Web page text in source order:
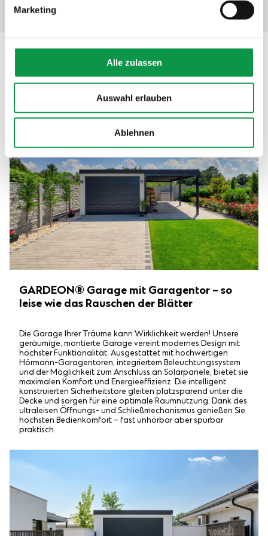
Marketing
Alle zulassen
Auswahl erlauben
Ablehnen
Beschreibung
GARDEON® Garage mit Garagentor – so
leise wie das Rauschen der Blätter
Die Garage Ihrer Träume kann Wirklichkeit werden! Unsere
geräumige, montierte Garage vereint modernes Design mit
höchster Funktionalität. Ausgestattet mit hochwertigen
Hörmann-Garagentoren, integriertem Beleuchtungssystem
und der Möglichkeit zum Anschluss an Solarpanele, bietet sie
maximalen Komfort und Energieeffizienz. Die intelligent
konstruierten Sicherheitstore gleiten platzsparend unter die
Decke und sorgen für eine optimale Raumnutzung. Dank des
ultraleisen Öffnungs- und Schließmechanismus genießen Sie
höchsten Bedienkomfort – fast unhörbar aber spürbar
praktisch.